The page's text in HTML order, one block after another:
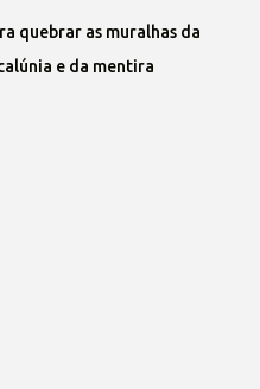
quebrar as muralhas da
e da mentira